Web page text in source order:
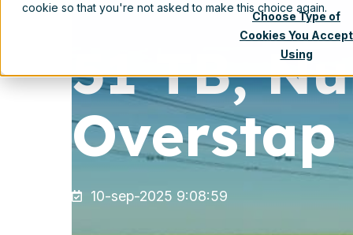
cookie so that you're not asked to make this choice again.
Choose Type of
Cookies You Accept
Using
51 TB,
10-sep-2025 9:08:59